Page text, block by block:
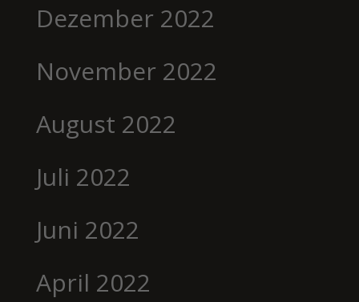
Dezember 2022
November 2022
August 2022
Juli 2022
Juni 2022
April 2022